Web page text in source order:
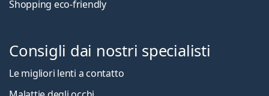
Shopping eco-friendly
Consigli dai nostri specialisti
Le migliori lenti a contatto